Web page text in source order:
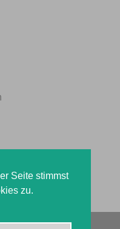
Seite stimmst
zu.
2026